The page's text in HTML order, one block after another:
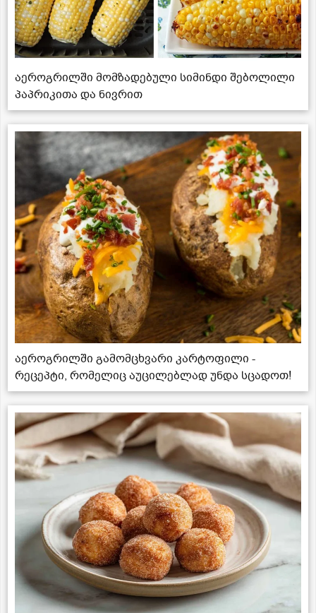
აეროგრილში მომზადებული სიმინდი შებოლილი
პაპრიკითა და ნივრით
აეროგრილში გამომცხვარი კარტოფილი -
რეცეპტი, რომელიც აუცილებლად უნდა სცადოთ!